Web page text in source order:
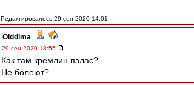
Редактировалось 29 сен 2020 14:01
Olddima -
29 сен 2020 13:55
Как там кремлин пэлас?
Не болеют?